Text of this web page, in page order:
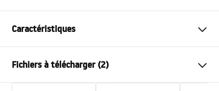
Caractéristiques
Matériel
Couleur
Blanc
Fichiers à télécharger (2)